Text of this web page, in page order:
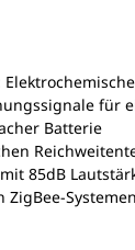
für
Batterie
85dB
ZigBee-